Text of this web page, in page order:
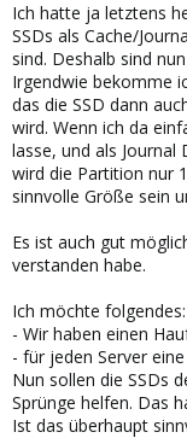
Ich hatte ja letztens
SSDs als Cache/
sind. Deshalb sind
Irgendwie bekomme
das die SSD dann
wird. Wenn ich da
lasse, und als Journal
wird die Partition nur
sinnvolle Größe sein
Es ist auch gut
verstanden habe.
Ich möchte folgendes:
- Wir haben einen
- für jeden Server
Nun sollen die SSDs
Sprünge helfen. Das
Ist das überhaupt